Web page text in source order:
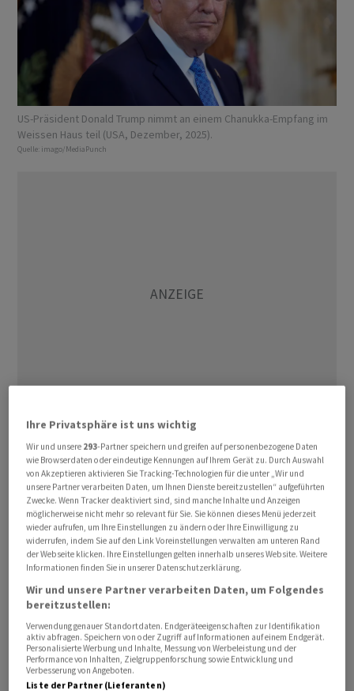
US-Präsident Donald Trump nimmt an einem Chanukka-Empfang im
Weissen Haus teil (USA, Dezember, 2025).
Quelle: imago/MediaPunch
Alles sei perfekt ‌verlaufen, ⁠erklärte der Republikaner,
der im kommenden Monat 80 Jahre alt wird, am
⁠Dienstag auf seiner Online-Plattform Truth Social. Er
nannte aber keine Details zu der Routineuntersuchung
im ‌Militärkrankenhaus Walter Reed. Es war sein dritter
Besuch in ‌der Klinik innerhalb von 13 ​Monaten. Der
Gesundheitszustand des Präsidenten steht seit einem
Jahr verstärkt im Fokus der Öffentlichkeit, nachdem
Bilder von einem Hautausschlag am Hals,
aufgetaucht waren.
Das Präsidialamt in Washington hatte die
Ihre Privatsphäre ist uns wichtig
Wir und unsere 293-Partner speichern und greifen auf personenbezogene Daten
wie Browserdaten oder eindeutige Kennungen auf Ihrem Gerät zu. Durch Auswahl
von Akzeptieren aktivieren Sie Tracking-Technologien für die unter „Wir und
unsere Partner verarbeiten Daten, um Ihnen Dienste bereitzustellen“ aufgeführten
Zwecke. Wenn Tracker deaktiviert sind, sind manche Inhalte und Anzeigen
möglicherweise nicht mehr so relevant für Sie. Sie können dieses Menü jederzeit
wieder aufrufen, um Ihre Einstellungen zu ändern oder Ihre Einwilligung zu
widerrufen, indem Sie auf den Link Voreinstellungen verwalten am unteren Rand
der Webseite klicken. Ihre Einstellungen gelten innerhalb unseres Website. Weitere
Informationen finden Sie in unserer Datenschutzerklärung.
Wir und unsere Partner verarbeiten Daten, um Folgendes
bereitzustellen:
Verwendung genauer Standortdaten. Endgeräteeigenschaften zur Identifikation
aktiv abfragen. Speichern von oder Zugriff auf Informationen auf einem Endgerät.
Personalisierte Werbung und Inhalte, Messung von Werbeleistung und der
Performance von Inhalten, Zielgruppenforschung sowie Entwicklung und
Verbesserung von Angeboten.
Liste der Partner (Lieferanten)